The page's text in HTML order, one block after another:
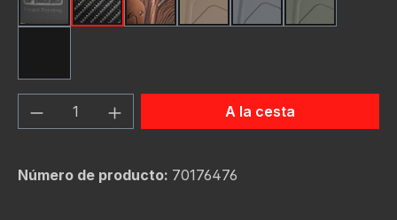
Black Carbon FiberDark WoodFDE (Flat Dark Earth)
GunmetalOD Green
Cantidad del producto: introduce la
A la cesta
Número de producto: 70176476